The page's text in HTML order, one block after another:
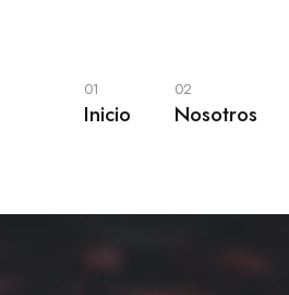
01
Inicio
02
Nosotros